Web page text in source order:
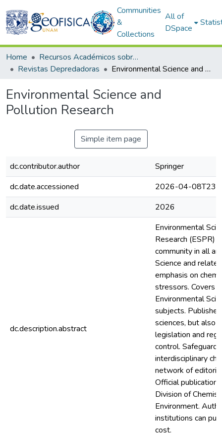
Communities
&
Collections
All of
DSpace
Home
Recursos Académicos sobre Publicaciones Científicas
Revistas Depredadoras
Environmental Science and Pollution Research
Environmental Science and
Pollution Research
Simple item page
dc.contributor.author
Springer
dc.date.accessioned
2026-04-
dc.date.issued
2026
dc.description.abstract
Environmental
Research (ESPR)
community in all
Science and
emphasis on
stressors. Covers
Environmental
subjects.
sciences, but also
legislation and
control.
interdisciplinary
network of
Official publication
Division of
Environment.
institutions can
cost.